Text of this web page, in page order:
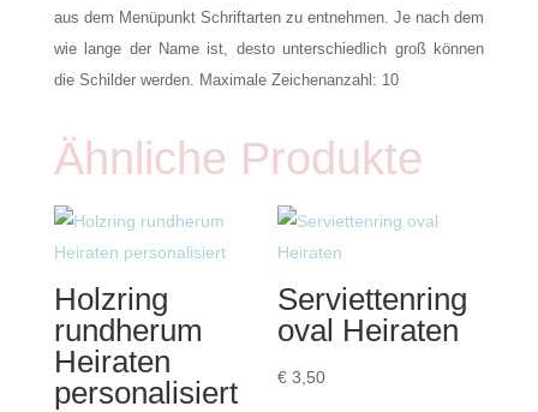
aus dem Menüpunkt Schriftarten zu entnehmen. Je nach dem
wie lange der Name ist, desto unterschiedlich groß können
die Schilder werden. Maximale Zeichenanzahl: 10
Ähnliche Produkte
Holzring
rundherum
Heiraten
personalisiert
Serviettenring
oval Heiraten
€ 3,50